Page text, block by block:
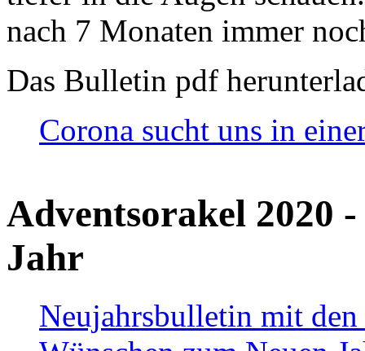
nach 7 Monaten immer
Das Bulletin pdf
Corona sucht uns in
Adventsorakel 2020
Jahr
Neujahrsbulletin mit den